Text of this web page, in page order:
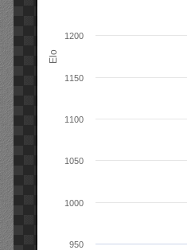
Elo
950
1000
1050
1100
1150
1200